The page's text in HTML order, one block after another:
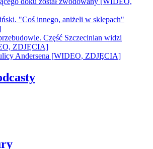
"Coś innego, aniżeli w sklepach"
Część Szczecinian widzi
ZDJĘCIA]
Andersena [WIDEO, ZDJĘCIA]